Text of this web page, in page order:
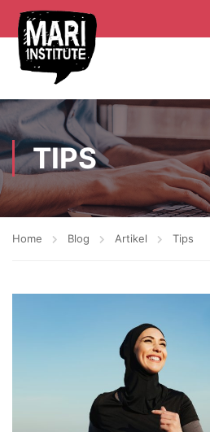
TIPS
Home Blog Artikel Tips